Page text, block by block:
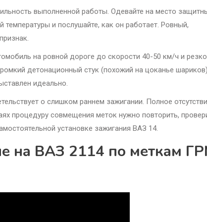
выполненной работы. Одевайте на место
и послушайте, как он работает. Ровный,
на ровной дороге до скорости 40-50 км/ч и резко
детонационный стук (похожий на цоканье
идеально.
о слишком раннем зажигании. Полное
процедуру совмещения меток нужно повторить,
установке зажигания ВАЗ 14.
на ВАЗ 2114 по меткам